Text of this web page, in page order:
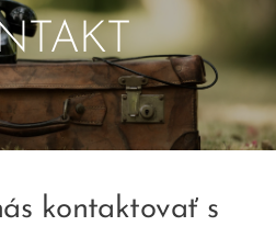
kontaktovať s